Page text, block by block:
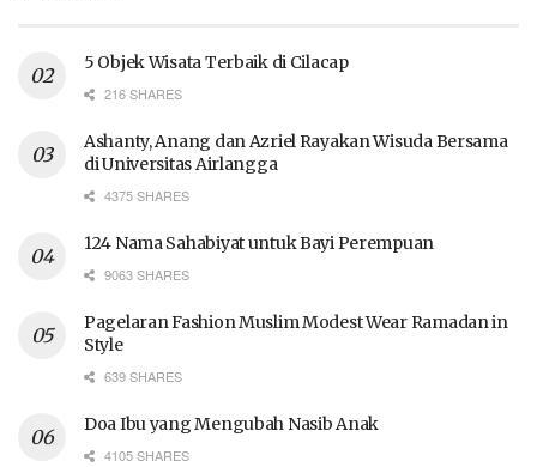
5 Objek Wisata Terbaik di Cilacap
216 SHARES
Ashanty, Anang dan Azriel Rayakan Wisuda Bersama
di Universitas Airlangga
4375 SHARES
124 Nama Sahabiyat untuk Bayi Perempuan
9063 SHARES
Pagelaran Fashion Muslim Modest Wear Ramadan in
Style
639 SHARES
Doa Ibu yang Mengubah Nasib Anak
4105 SHARES